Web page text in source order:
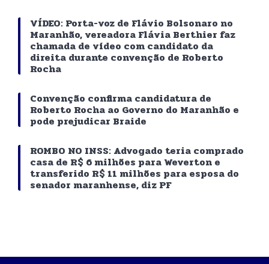
VÍDEO: Porta-voz de Flávio Bolsonaro no
Maranhão, vereadora Flávia Berthier faz
chamada de vídeo com candidato da
direita durante convenção de Roberto
Rocha
Convenção confirma candidatura de
Roberto Rocha ao Governo do Maranhão e
pode prejudicar Braide
ROMBO NO INSS: Advogado teria comprado
casa de R$ 6 milhões para Weverton e
transferido R$ 11 milhões para esposa do
senador maranhense, diz PF